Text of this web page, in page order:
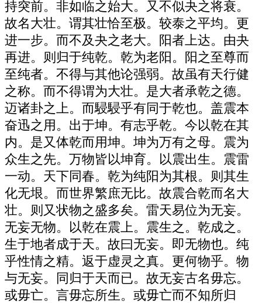
持突前。非如临之始大。又不似夬之将衰。
故名大壮。谓其壮恰至极。较泰之平均。更
进一步。而不及夬之老大。阳者上达。由夬
再进。则归于纯乾。乾为老阳。阳之至尊而
至纯者。不得与其他论强弱。故虽有天行健
之称。而不得谓为大壮。是大者承乾之德。
迈诸卦之上。而駸駸乎有同于乾也。盖震本
奋迅之用。出于坤。有志乎乾。今以乾在其
内。是又体乾而用坤。坤为万有之母。震为
众生之先。万物皆以坤育。以震出生。震雷
一动。天下同春。乾为纯阳为其根。则其生
化无垠。而世界繁庶无比。故震合乾而名大
壮。则又状物之盛多矣。雷天易位为无妄。
无妄无物。以乾在震上。震生之。乾成之。
生于地者成于天。故曰无妄。即无物也。纯
乎性情之精。返于虚灵之真。更何物乎。物
与无妄。同归于天而已。故无妄古名毋忘。
或毋亡。言毋忘所生。或毋亡而不知所归